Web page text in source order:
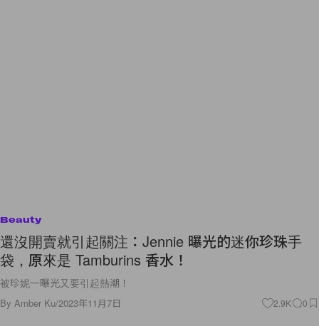
Beauty
還沒開賣就引起關注：Jennie 曝光的迷你珍珠手
袋，原來是 Tamburins 香水！
被珍妮一曝光又要引起熱潮！
By Amber Ku/2023年11月7日 2.9K 0